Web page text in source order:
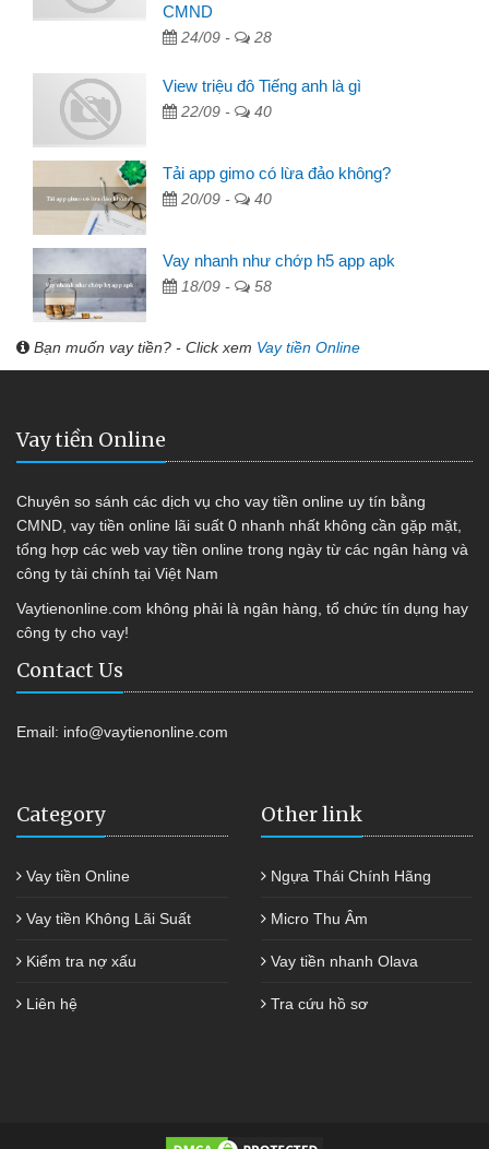
CMND
24/09 - 28
View triệu đô Tiếng anh là gì
22/09 - 40
Tải app gimo có lừa đảo không?
20/09 - 40
Vay nhanh như chớp h5 app apk
18/09 - 58
Bạn muốn vay tiền? - Click xem Vay tiền Online
Vay tiền Online
Chuyên so sánh các dịch vụ cho vay tiền online uy tín bằng
CMND, vay tiền online lãi suất 0 nhanh nhất không cần gặp mặt,
tổng hợp các web vay tiền online trong ngày từ các ngân hàng và
công ty tài chính tại Việt Nam
Vaytienonline.com không phải là ngân hàng, tổ chức tín dụng hay
công ty cho vay!
Contact Us
Email: info@vaytienonline.com
Category
Vay tiền Online
Vay tiền Không Lãi Suất
Kiểm tra nợ xấu
Liên hệ
Other link
Ngựa Thái Chính Hãng
Micro Thu Âm
Vay tiền nhanh Olava
Tra cứu hồ sơ